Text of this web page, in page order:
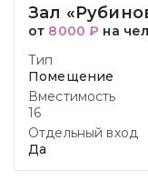
Зал
от 8000 ₽ на
Тип
Помещение
Вместимость
16
Отдельный вход
Да